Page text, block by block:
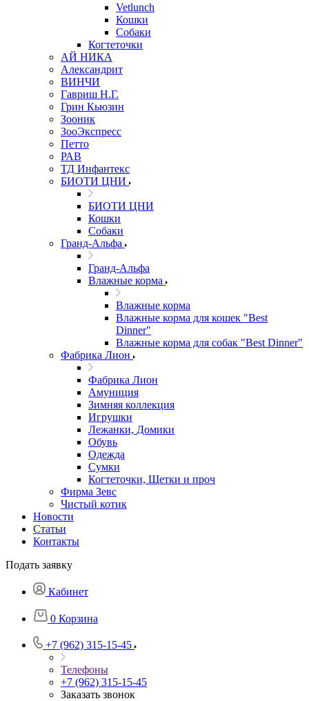
Vetlunch
Кошки
Собаки
Когтеточки
АЙ НИКА
Александрит
ВИНЧИ
Гавриш Н.Г.
Грин Кьюзин
Зооник
ЗооЭкспресс
Петто
РАВ
ТД Инфантекс
БИОТИ ЦНИ
БИОТИ ЦНИ
Кошки
Собаки
Гранд-Альфа
Гранд-Альфа
Влажные корма
Влажные корма
Влажные корма для кошек "Best
Dinner"
Влажные корма для собак "Best Dinner"
Фабрика Лион
Фабрика Лион
Амуниция
Зимняя коллекция
Игрушки
Лежанки, Домики
Обувь
Одежда
Сумки
Когтеточки, Щетки и проч
Фирма Зевс
Чистый котик
Новости
Статьи
Контакты
Подать заявку
Кабинет
0 Корзина
+7 (962) 315-15-45
Телефоны
+7 (962) 315-15-45
Заказать звонок